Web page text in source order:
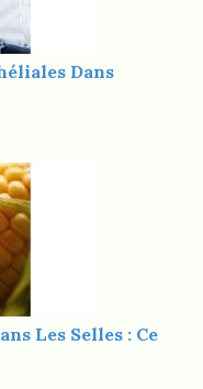
Dans
Les Selles : Ce